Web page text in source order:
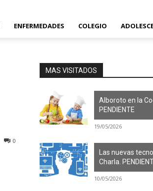
ENFERMEDADES COLEGIO
0
MAS VISITADOS
Alboroto en la
PENDIENTE
19/05/2026
Las nuevas
Charla.
10/05/2026